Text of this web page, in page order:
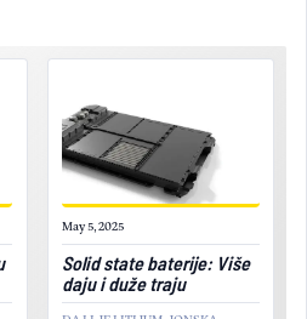
May 5, 2025
Solid state baterije: Više
daju i duže traju